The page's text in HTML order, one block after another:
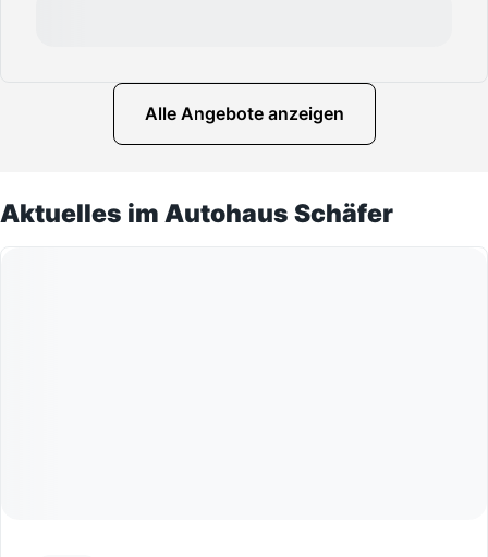
Alle Angebote anzeigen
Aktuelles im Autohaus Schäfer